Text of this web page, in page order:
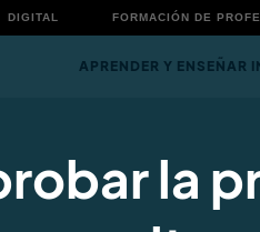
DIGITAL FORMACIÓN DE
APRENDER Y ENSEÑAR
la